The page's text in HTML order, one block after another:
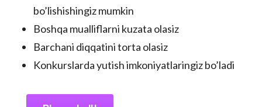
bo’lishishingiz mumkin
Boshqa mualliflarni kuzata olasiz
Barchani diqqatini torta olasiz
Konkurslarda yutish imkoniyatlaringiz bo’ladi